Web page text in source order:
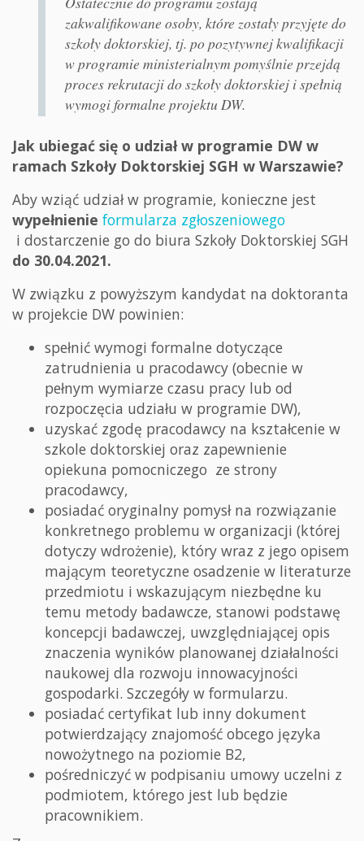
zakwalifikowane osoby, które zostały przyjęte do
szkoły doktorskiej, tj. po pozytywnej kwalifikacji
w programie ministerialnym pomyślnie przejdą
proces rekrutacji do szkoły doktorskiej i spełnią
wymogi formalne projektu DW.
Jak ubiegać się o udział w programie DW w
ramach Szkoły Doktorskiej SGH w Warszawie?
Aby wziąć udział w programie, konieczne jest
wypełnienie formularza zgłoszeniowego
i dostarczenie go do biura Szkoły Doktorskiej SGH
do 30.04.2021.
W związku z powyższym kandydat na doktoranta
w projekcie DW powinien:
spełnić wymogi formalne dotyczące
zatrudnienia u pracodawcy (obecnie w
pełnym wymiarze czasu pracy lub od
rozpoczęcia udziału w programie DW),
uzyskać zgodę pracodawcy na kształcenie w
szkole doktorskiej oraz zapewnienie
opiekuna pomocniczego ze strony
pracodawcy,
posiadać oryginalny pomysł na rozwiązanie
konkretnego problemu w organizacji (której
dotyczy wdrożenie), który wraz z jego opisem
mającym teoretyczne osadzenie w literaturze
przedmiotu i wskazującym niezbędne ku
temu metody badawcze, stanowi podstawę
koncepcji badawczej, uwzględniającej opis
znaczenia wyników planowanej działalności
naukowej dla rozwoju innowacyjności
gospodarki. Szczegóły w formularzu.
posiadać certyfikat lub inny dokument
potwierdzający znajomość obcego języka
nowożytnego na poziomie B2,
pośredniczyć w podpisaniu umowy uczelni z
podmiotem, którego jest lub będzie
pracownikiem.